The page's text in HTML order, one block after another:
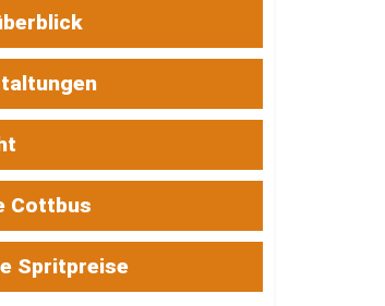
Cottbus
Spritpreise